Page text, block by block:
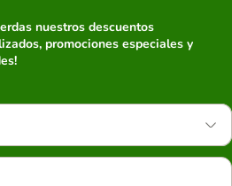
nuestros descuentos
promociones especiales y